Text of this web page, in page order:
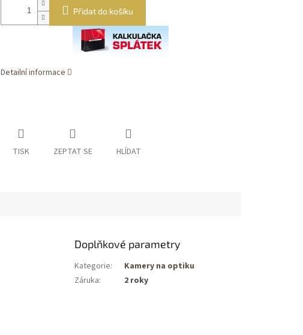
Přidat do košíku
Detailní informace
TISK ZEPTAT SE HLÍDAT
Doplňkové parametry
Kategorie:
Kamery na optiku
Záruka: 2 roky